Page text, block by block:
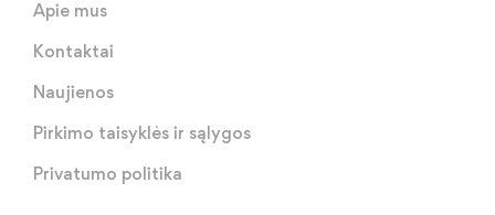
Apie mus
Kontaktai
Naujienos
Pirkimo taisyklės ir sąlygos
Privatumo politika